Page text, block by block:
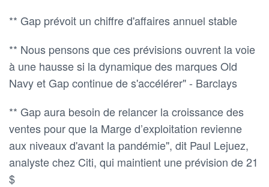
** Gap prévoit un chiffre d'affaires annuel stable
** Nous pensons que ces prévisions ouvrent la voie
à une hausse si la dynamique des marques Old
Navy et Gap continue de s'accélérer" - Barclays
** Gap aura besoin de relancer la croissance des
ventes pour que la Marge d’exploitation revienne
aux niveaux d'avant la pandémie", dit Paul Lejuez,
analyste chez Citi, qui maintient une prévision de 21
$